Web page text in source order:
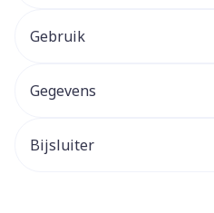
Gebruik
Gegevens
Bijsluiter